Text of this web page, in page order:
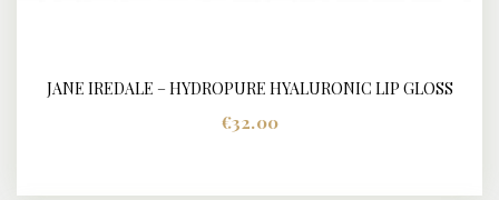
BUY NOW DETAILS
JANE IREDALE – HYDROPURE HYALURONIC LIP GLOSS
€32.00